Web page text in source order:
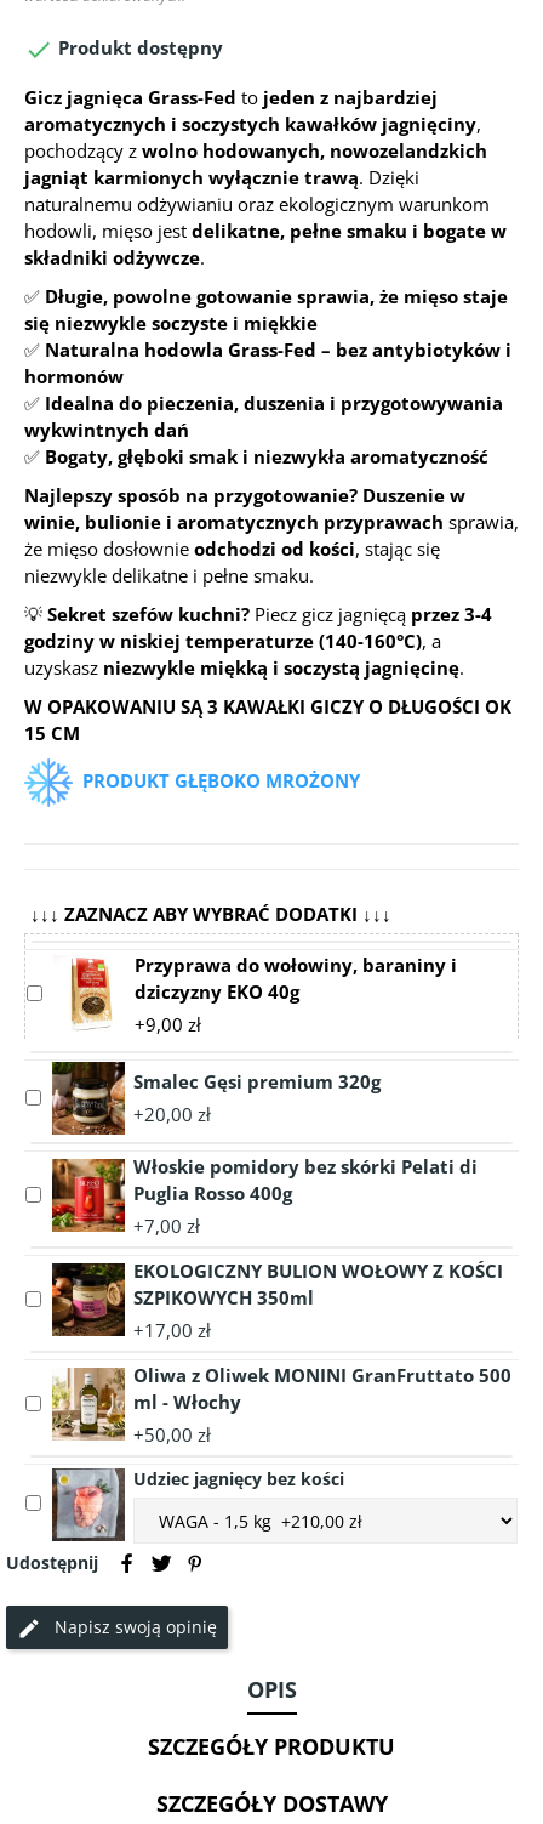
 Produkt dostępny
Gicz jagnięca Grass-Fed to jeden z najbardziej
aromatycznych i soczystych kawałków jagnięciny,
pochodzący z wolno hodowanych, nowozelandzkich
jagniąt karmionych wyłącznie trawą. Dzięki
naturalnemu odżywianiu oraz ekologicznym warunkom
hodowli, mięso jest delikatne, pełne smaku i bogate w
składniki odżywcze.
✅ Długie, powolne gotowanie sprawia, że mięso staje
się niezwykle soczyste i miękkie
✅ Naturalna hodowla Grass-Fed – bez antybiotyków i
hormonów
✅ Idealna do pieczenia, duszenia i przygotowywania
wykwintnych dań
✅ Bogaty, głęboki smak i niezwykła aromatyczność
Najlepszy sposób na przygotowanie? Duszenie w
winie, bulionie i aromatycznych przyprawach sprawia,
że mięso dosłownie odchodzi od kości, stając się
niezwykle delikatne i pełne smaku.
💡 Sekret szefów kuchni? Piecz gicz jagnięcą przez 3-4
godziny w niskiej temperaturze (140-160°C), a
uzyskasz niezwykle miękką i soczystą jagnięcinę.
W OPAKOWANIU SĄ 3 KAWAŁKI GICZY O DŁUGOŚCI OK
15 CM
PRODUKT GŁĘBOKO MROŻONY
↓↓↓ ZAZNACZ ABY WYBRAĆ DODATKI ↓↓↓
Select
accessory
do
wołowiny,
baraniny
dziczyzny
EKO
40g
Przyprawa do wołowiny, baraniny i
dziczyzny EKO 40g
+9,00 zł
Select
accessory
Gęsi
premium
320g
Smalec Gęsi premium 320g
+20,00 zł
Select
accessory
pomidory
bez
skórki
di
Puglia
Rosso
Włoskie pomidory bez skórki Pelati di
Puglia Rosso 400g
+7,00 zł
Select
accessory
BULION
WOŁOWY
SZPIKOWYCH
350ml
EKOLOGICZNY BULION WOŁOWY Z KOŚCI
SZPIKOWYCH 350ml
+17,00 zł
Select
accessory
Oliwek
MONINI
GranFruttato
ml
Włochy
Oliwa z Oliwek MONINI GranFruttato 500
ml - Włochy
+50,00 zł
Select
accessory
Udziec
jagnięcy
bez
kości
Udziec jagnięcy bez kości
accessory
variant
jagnięcy
bez
Udostępnij
Napisz swoją opinię
OPIS
SZCZEGÓŁY PRODUKTU
SZCZEGÓŁY DOSTAWY